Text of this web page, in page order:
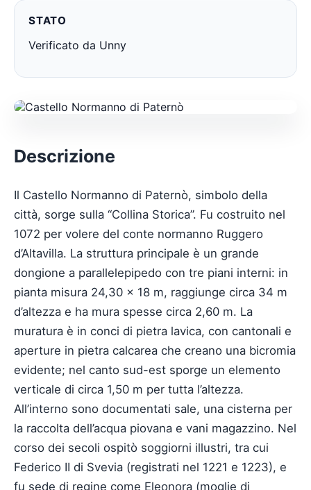
STATO
Verificato da Unny
Descrizione
Il Castello Normanno di Paternò, simbolo della
città, sorge sulla “Collina Storica”. Fu costruito nel
1072 per volere del conte normanno Ruggero
d’Altavilla. La struttura principale è un grande
dongione a parallelepipedo con tre piani interni: in
pianta misura 24,30 × 18 m, raggiunge circa 34 m
d’altezza e ha mura spesse circa 2,60 m. La
muratura è in conci di pietra lavica, con cantonali e
aperture in pietra calcarea che creano una bicromia
evidente; nel canto sud-est sporge un elemento
verticale di circa 1,50 m per tutta l’altezza.
All’interno sono documentati sale, una cisterna per
la raccolta dell’acqua piovana e vani magazzino. Nel
corso dei secoli ospitò soggiorni illustri, tra cui
Federico II di Svevia (registrati nel 1221 e 1223), e
fu sede di regine come Eleonora (moglie di